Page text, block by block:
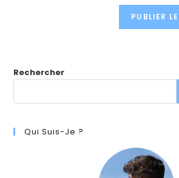
Rechercher
Qui Suis-Je ?